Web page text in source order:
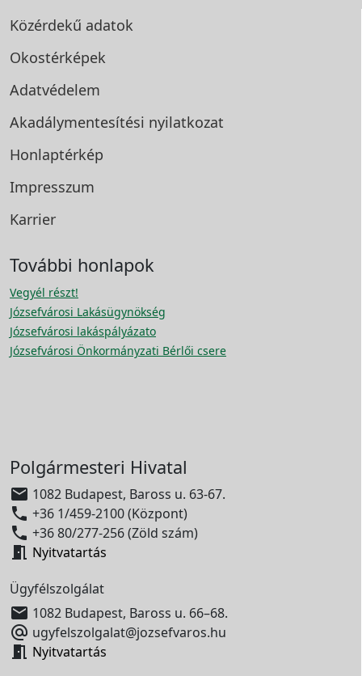
Közérdekű adatok
Okostérképek
Adatvédelem
Akadálymentesítési nyilatkozat
Honlaptérkép
Impresszum
Karrier
További honlapok
Vegyél részt!
Józsefvárosi Lakásügynökség
Józsefvárosi lakáspályázato
Józsefvárosi Önkormányzati Bérlői csere
Polgármesteri Hivatal
 1082 Budapest, Baross u. 63-67.
 +36 1/459-2100 (Központ)
 +36 80/277-256 (Zöld szám)
 Nyitvatartás
Ügyfélszolgálat
 1082 Budapest, Baross u. 66–68.
 ugyfelszolgalat@jozsefvaros.hu
 Nyitvatartás